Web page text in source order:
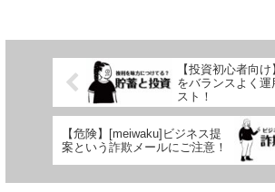
【投資初心者向
をバランスよく
スト！
【危険】[meiwaku]ビジネス提
案という詐欺メールにご注意！